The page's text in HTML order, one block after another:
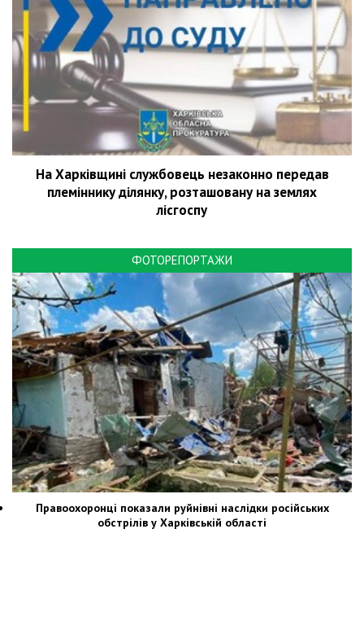
На Харківщині службовець незаконно передав
племіннику ділянку, розташовану на землях
лісгоспу
ФОТОРЕПОРТАЖИ
Правоохоронці показали руйнівні наслідки російських
обстрілів у Харківській області